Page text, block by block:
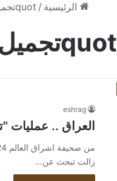
الرئيسية / quotتجميلquot
quotتجميلquot
eshrag
العراق .. عمليات
زالت تبحث عن…